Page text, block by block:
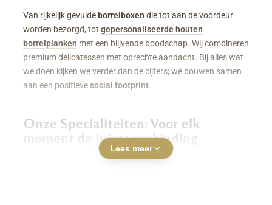
Van rijkelijk gevuldeborrelboxen die tot aan de voordeur
worden bezorgd, tot gepersonaliseerde houten
borrelplanken met een blijvende boodschap. Wij combineren
premium delicatessen met oprechte aandacht. Bij alles wat
we doen kijken we verder dan de cijfers; we bouwen samen
aan een positievesocial footprint.
Onze Specialiteiten: Voor elk
moment de juiste verbinding
Luxe Borrelboxen & Borrelpakketten
Lees meer